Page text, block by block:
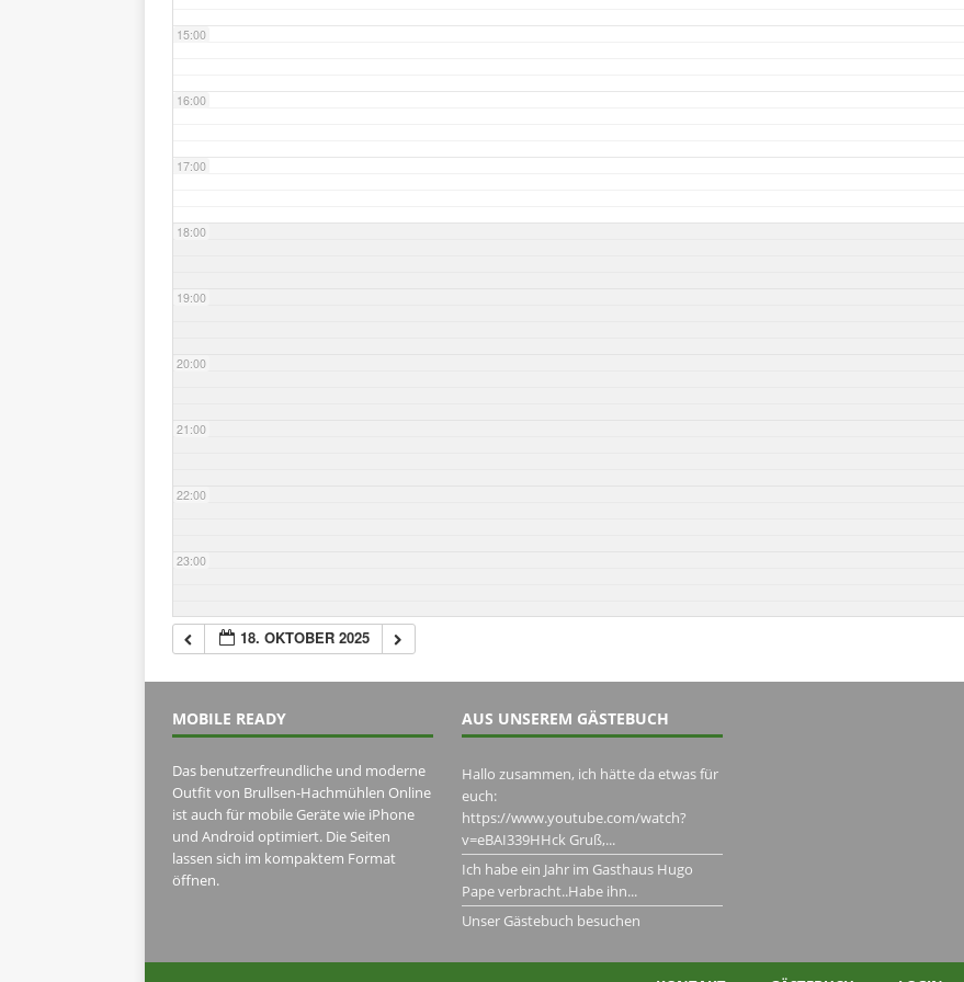
15:00
16:00
17:00
18:00
19:00
20:00
21:00
22:00
23:00
18. OKTOBER 2025
MOBILE READY
Das benutzerfreundliche und moderne
Outfit von Brullsen-Hachmühlen Online
ist auch für mobile Geräte wie iPhone
und Android optimiert. Die Seiten
lassen sich im kompaktem Format
öffnen.
AUS UNSEREM GÄSTEBUCH
Hallo zusammen, ich hätte da etwas für
euch:
https://www.youtube.com/watch?
v=eBAI339HHck Gruß,...
Ich habe ein Jahr im Gasthaus Hugo
Pape verbracht..Habe ihn...
Unser Gästebuch besuchen